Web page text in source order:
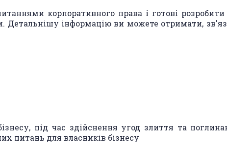
корпоративного права і готові розробити
Детальнішу інформацію ви можете отримати,
під час здійснення угод злиття та
питань для власників бізнесу